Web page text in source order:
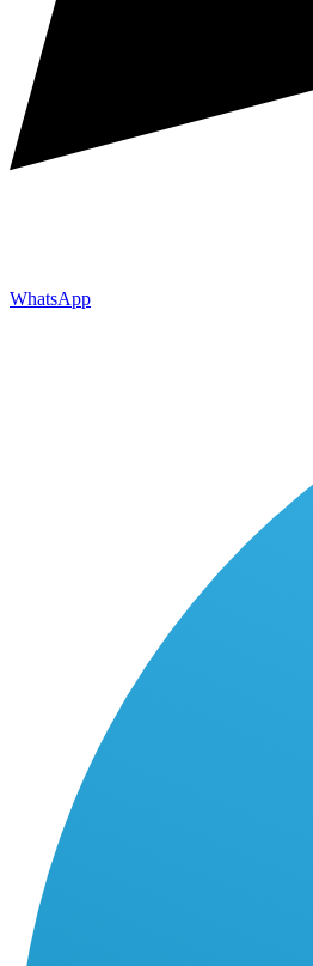
WhatsApp